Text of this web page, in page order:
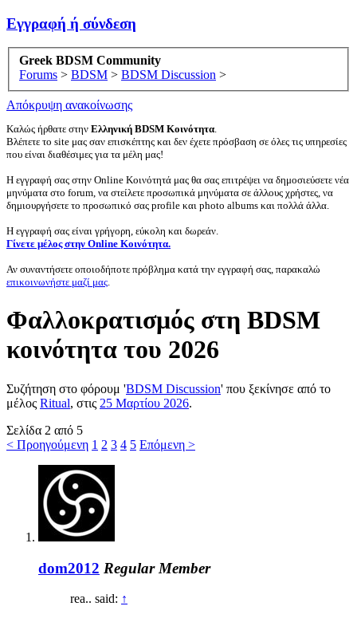
Εγγραφή ή σύνδεση
Greek BDSM Community
Forums > BDSM > BDSM Discussion >
Απόκρυψη ανακοίνωσης
Καλώς ήρθατε στην Ελληνική BDSM Κοινότητα.
Βλέπετε το site μας σαν επισκέπτης και δεν έχετε πρόσβαση σε όλες τις υπηρεσίες
που είναι διαθέσιμες για τα μέλη μας!
Η εγγραφή σας στην Online Κοινότητά μας θα σας επιτρέψει να δημοσιεύσετε νέα
μηνύματα στο forum, να στείλετε προσωπικά μηνύματα σε άλλους χρήστες, να
δημιουργήσετε το προσωπικό σας profile και photo albums και πολλά άλλα.
Η εγγραφή σας είναι γρήγορη, εύκολη και δωρεάν.
Γίνετε μέλος στην Online Κοινότητα.
Αν συναντήσετε οποιοδήποτε πρόβλημα κατά την εγγραφή σας, παρακαλώ
επικοινωνήστε μαζί μας.
Φαλλοκρατισμός στη BDSM
κοινότητα του 2026
Συζήτηση στο φόρουμ 'BDSM Discussion' που ξεκίνησε από το
μέλος Ritual, στις 25 Μαρτίου 2026.
Σελίδα 2 από 5
< Προηγούμενη 1 2 3 4 5 Επόμενη >
dom2012 Regular Member
rea.. said: ↑